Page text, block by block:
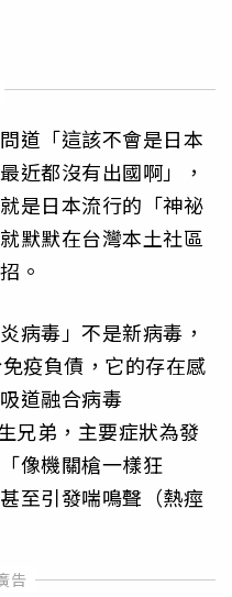
道「這該不會是日本
近都沒有出國啊」，
是日本流行的「神祕
默默在台灣本土社區
。
病毒」不是新病毒，
疫負債，它的存在感
道融合病毒
兄弟，主要症狀為發
像機關槍一樣狂
至引發喘鳴聲（熱痙